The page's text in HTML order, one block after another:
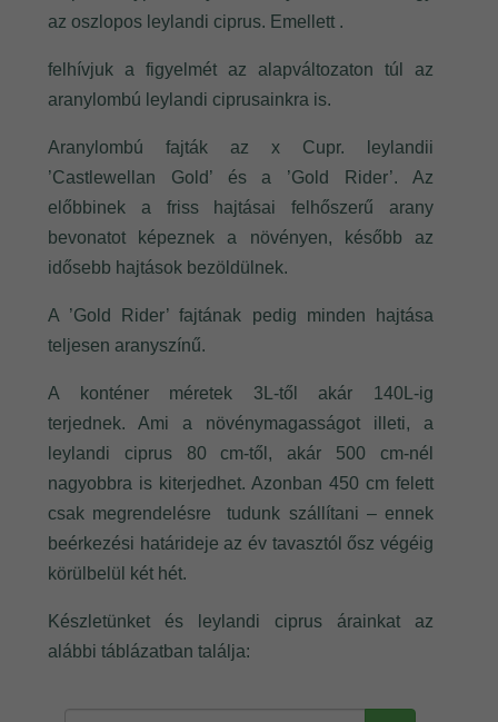
az oszlopos leylandi ciprus. Emellett .
felhívjuk a figyelmét az alapváltozaton túl az
aranylombú leylandi ciprusainkra is.
Aranylombú fajták az x Cupr. leylandii
’Castlewellan Gold’ és a ’Gold Rider’. Az
előbbinek a friss hajtásai felhőszerű arany
bevonatot képeznek a növényen, később az
idősebb hajtások bezöldülnek.
A ’Gold Rider’ fajtának pedig minden hajtása
teljesen aranyszínű.
A konténer méretek 3L-től akár 140L-ig
terjednek. Ami a növénymagasságot illeti, a
leylandi ciprus 80 cm-től, akár 500 cm-nél
nagyobbra is kiterjedhet. Azonban 450 cm felett
csak megrendelésre tudunk szállítani – ennek
beérkezési határideje az év tavasztól ősz végéig
körülbelül két hét.
Készletünket és leylandi ciprus árainkat az
alábbi táblázatban találja: